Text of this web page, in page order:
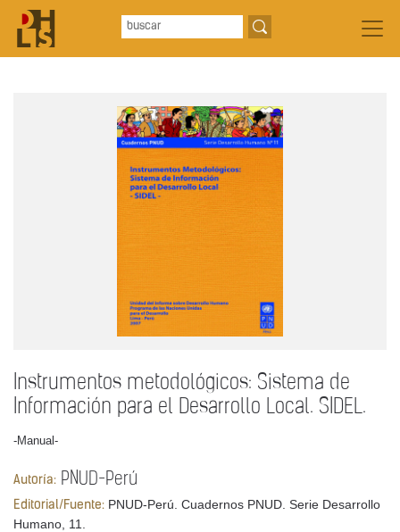
Instrumentos metodológicos: Sistema de
Información para el Desarrollo Local. SIDEL.
-Manual-
Autoría: PNUD-Perú
Editorial/Fuente: PNUD-Perú. Cuadernos PNUD. Serie Desarrollo
Humano, 11.